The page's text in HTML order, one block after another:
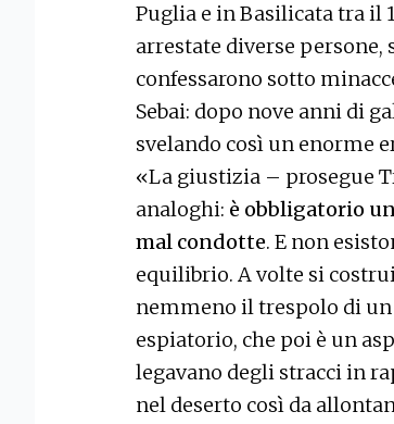
Puglia e in Basilicata tra il
arrestate diverse
confessarono sotto
Sebai: dopo nove anni di
svelando così un enorme
«La giustizia – prosegue
analoghi: è obbligatorio
mal condotte. E non
equilibrio. A volte si
nemmeno il trespolo di un
espiatorio, che poi è un
legavano degli stracci in
nel deserto così da